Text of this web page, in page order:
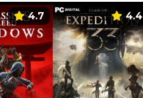
4.7 4.4